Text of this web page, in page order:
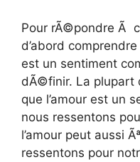
Pour rÃ©pondre Ã
d’abord comprendre
est un sentiment
dÃ©finir. La plupart
que l’amour est un
nous ressentons
l’amour peut aussi
ressentons pour